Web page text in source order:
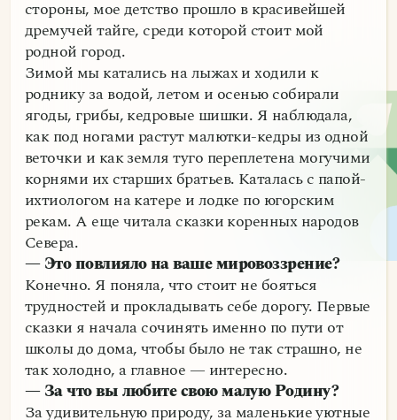
стороны, мое детство прошло в красивейшей
дремучей тайге, среди которой стоит мой
родной город.
Зимой мы катались на лыжах и ходили к
роднику за водой, летом и осенью собирали
ягоды, грибы, кедровые шишки. Я наблюдала,
как под ногами растут малютки-кедры из одной
веточки и как земля туго переплетена могучими
корнями их старших братьев. Каталась с папой-
ихтиологом на катере и лодке по югорским
рекам. А еще читала сказки коренных народов
Севера.
— Это повлияло на ваше мировоззрение?
Конечно. Я поняла, что стоит не бояться
трудностей и прокладывать себе дорогу. Первые
сказки я начала сочинять именно по пути от
школы до дома, чтобы было не так страшно, не
так холодно, а главное — интересно.
— За что вы любите свою малую Родину?
За удивительную природу, за маленькие уютные